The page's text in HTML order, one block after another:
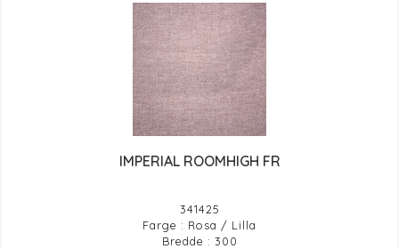
IMPERIAL ROOMHIGH FR
341425
Farge : Rosa / Lilla
Bredde : 300